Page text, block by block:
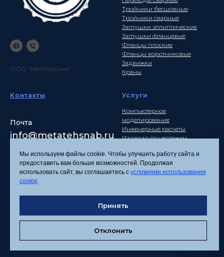
ООО "МетаТехСнаб"
Тройники бесшовные
Тройники сварные
Заглушки эллиптические
Заглушки фланцевые
Фланцы плоские
Фланцы воротниковые
Задвижки
Краны
Контакты
Почта
info@metatehsnab.ru
Услуги
Компьютерное
моделирование
Инженерные расчеты
Изделия по чертежам
Политика
Согласие на обработку
персональных данных
Соглашение об
Мы используем файлы cookie. Чтобы улучшить работу сайта и
предоставить вам больше возможностей. Продолжая
использовать сайт, вы соглашаетесь с условиями использования
cookie.
Принять
Отклонить